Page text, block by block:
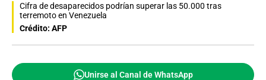
Cifra de desaparecidos podrían superar las 50.000 tras
terremoto en Venezuela
Crédito: AFP
Unirse al Canal de WhatsApp